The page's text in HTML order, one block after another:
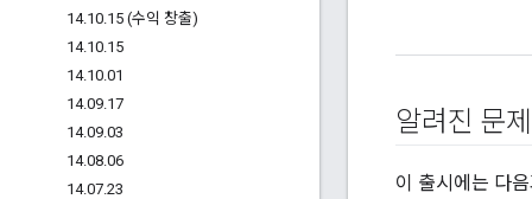
14.10.15 (수익 창출)
14.10.15
14.10.01
14.09.17
14.09.03
14.08.06
14.07.23
알려진 문제
이 출시에는 다